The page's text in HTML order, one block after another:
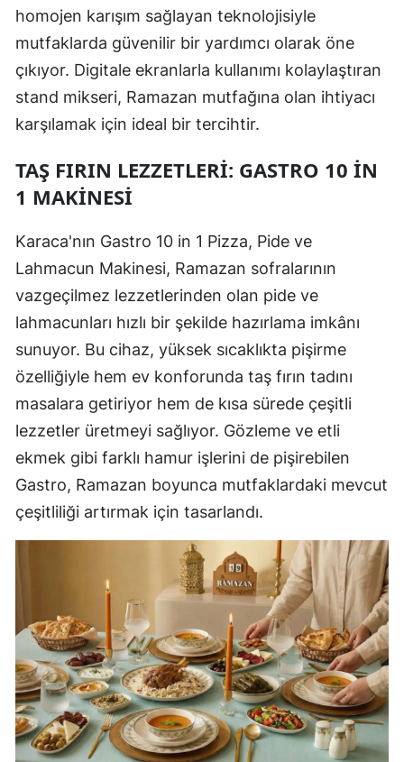
homojen karışım sağlayan teknolojisiyle
mutfaklarda güvenilir bir yardımcı olarak öne
çıkıyor. Digitale ekranlarla kullanımı kolaylaştıran
stand mikseri, Ramazan mutfağına olan ihtiyacı
karşılamak için ideal bir tercihtir.
TAŞ FIRIN LEZZETLERI: GASTRO 10 IN
1 MAKINESI
Karaca'nın Gastro 10 in 1 Pizza, Pide ve
Lahmacun Makinesi, Ramazan sofralarının
vazgeçilmez lezzetlerinden olan pide ve
lahmacunları hızlı bir şekilde hazırlama imkânı
sunuyor. Bu cihaz, yüksek sıcaklıkta pişirme
özelliğiyle hem ev konforunda taş fırın tadını
masalara getiriyor hem de kısa sürede çeşitli
lezzetler üretmeyi sağlıyor. Gözleme ve etli
ekmek gibi farklı hamur işlerini de pişirebilen
Gastro, Ramazan boyunca mutfaklardaki mevcut
çeşitliliği artırmak için tasarlandı.